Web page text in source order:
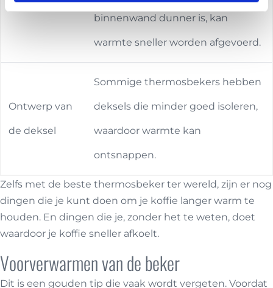
binnenwand dunner is, kan
warmte sneller worden afgevoerd.
Ontwerp van
de deksel
Sommige thermosbekers hebben
deksels die minder goed isoleren,
waardoor warmte kan
ontsnappen.
Zelfs met de beste thermosbeker ter wereld, zijn er nog
dingen die je kunt doen om je koffie langer warm te
houden. En dingen die je, zonder het te weten, doet
waardoor je koffie sneller afkoelt.
Voorverwarmen van de beker
Dit is een gouden tip die vaak wordt vergeten. Voordat